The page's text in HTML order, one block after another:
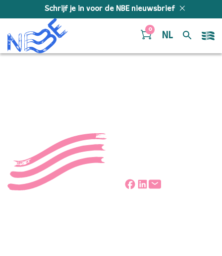
Schrijf je in voor de NBE nieuwsbrief
0
NL